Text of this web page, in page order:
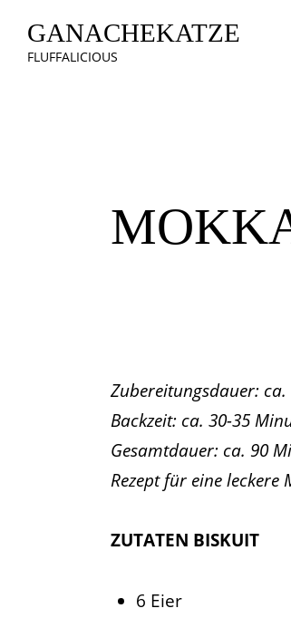
GANACHEKATZE
FLUFFALICIOUS
Zubereitungsdauer:
Backzeit: ca. 30-35
Gesamtdauer: ca. 90
Rezeptfür eine leckere
ZUTATEN BISKUIT
6 Eier